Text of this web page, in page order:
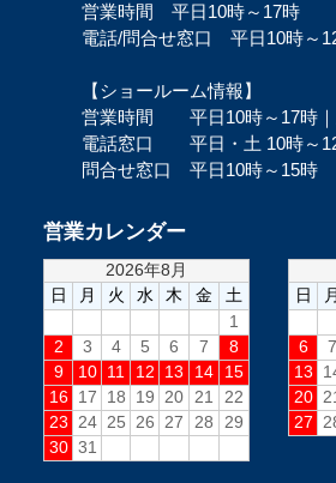
営業時間 平日10時～17時
電話/問合せ窓口 平日10時～
【ショールーム情報】
営業時間 平日10時～17時｜
電話窓口 平日・土 10時～
問合せ窓口 平日10時～15時
営業カレンダー